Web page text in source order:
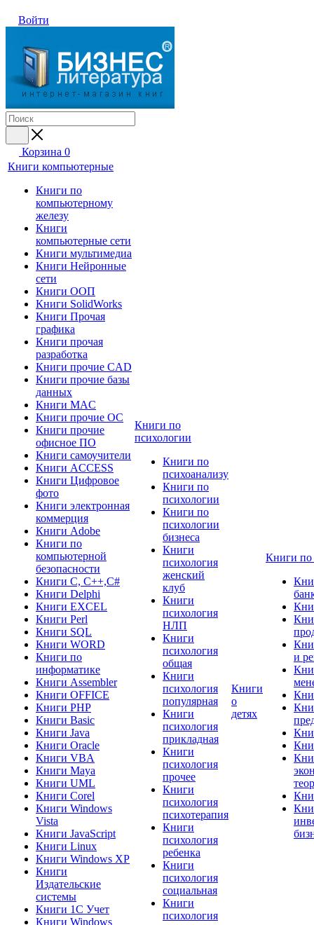
Войти
Корзина 0
Книги компьютерные
Книги по
компьютерному
железу
Книги
компьютерные сети
Книги мультимедиа
Книги Нейронные
сети
Книги ООП
Книги SolidWorks
Книги Прочая
графика
Книги прочая
разработка
Книги прочие CAD
Книги прочие базы
данных
Книги MAC
Книги прочие ОС
Книги прочие
офисное ПО
Книги самоучители
Книги ACCESS
Книги Цифровое
фото
Книги электронная
коммерция
Книги Adobe
Книги по
компьютерной
безопасности
Книги C, C++,С#
Книги Delphi
Книги EXCEL
Книги Perl
Книги SQL
Книги WORD
Книги по
информатике
Книги Assembler
Книги OFFICE
Книги PHP
Книги Basic
Книги Java
Книги Oracle
Книги VBA
Книги Maya
Книги UML
Книги Corel
Книги Windows
Vista
Книги JavaScript
Книги Linux
Книги Windows XP
Книги
Издательские
системы
Книги 1C Учет
Книги Windows
Книги по
психологии
Книги по
психоанализу
Книги по
психологии
Книги по
психологии
бизнеса
Книги
психология
женский
клуб
Книги
психология
НЛП
Книги
психология
общая
Книги
психология
популярная
Книги
психология
прикладная
Книги
психология
прочее
Книги
психология
психотерапия
Книги
психология
ребенка
Книги
психология
социальная
Книги
психология
Книги
о
детях
Книги по
и